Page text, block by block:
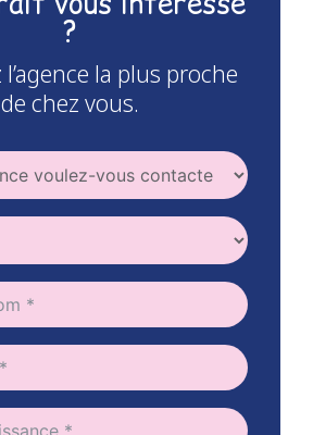
?
la plus proche
de chez vous.